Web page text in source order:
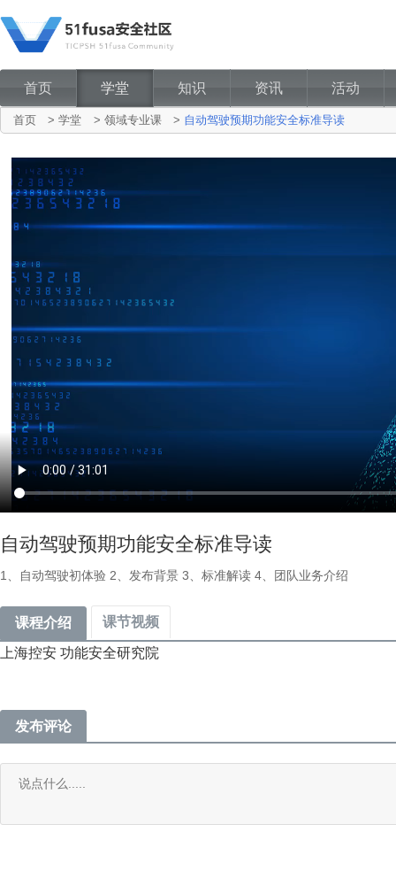
首页 学堂 知识 资讯 活动
首页 > 学堂 > 领域专业课 > 自动驾驶预期功能安全标准导读
自动驾驶预期功能安全标准导读
1、自动驾驶初体验 2、发布背景 3、标准解读 4、团队业务介绍
课程介绍 课节视频
上海控安 功能安全研究院
发布评论